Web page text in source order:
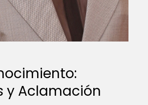
y Aclamación